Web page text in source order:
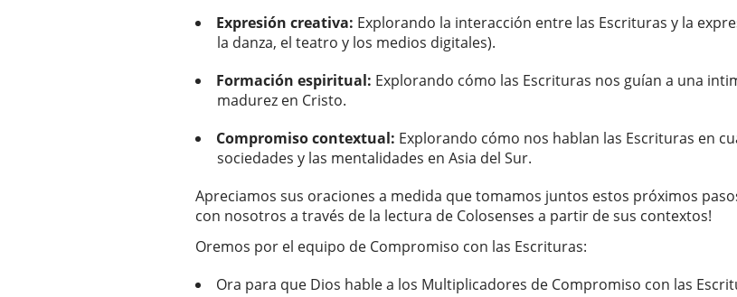
Expresión creativa: Explorando la interacción entre las Escrituras y la
la danza, el teatro y los medios digitales).
Formación espiritual: Explorando cómo las Escrituras nos guían a una
madurez en Cristo.
Compromiso contextual: Explorando cómo nos hablan las Escrituras en
sociedades y las mentalidades en Asia del Sur.
Apreciamos sus oraciones a medida que tomamos juntos estos próximos
con nosotros a través de la lectura de Colosenses a partir de sus contextos!
Oremos por el equipo de Compromiso con las Escrituras:
Ora para que Dios hable a los Multiplicadores de Compromiso con las